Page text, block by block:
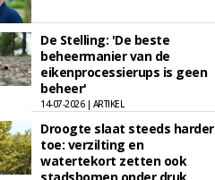
De Stelling: 'De beste
beheermanier van de
eikenprocessierups is geen
beheer'
14-07-2026 | ARTIKEL
Droogte slaat steeds harder
toe: verzilting en
watertekort zetten ook